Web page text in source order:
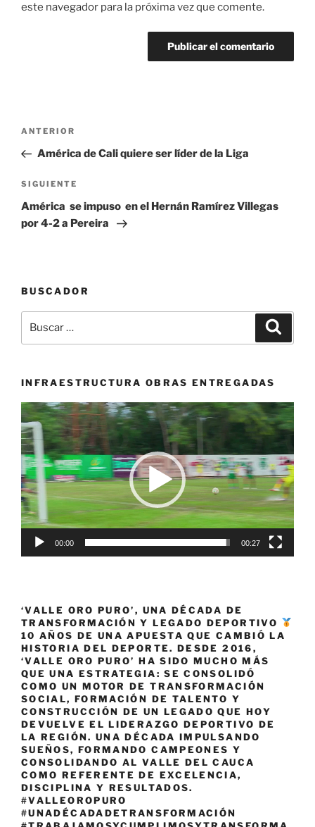
este navegador para la próxima vez que comente.
Navegación
entradas
Entrada
anterior:
ANTERIOR
América de Cali quiere ser líder de la Liga
Siguiente
entrada
SIGUIENTE
América se impuso en el Hernán Ramírez Villegas
por 4-2 a Pereira
BUSCADOR
por:
INFRAESTRUCTURA OBRAS ENTREGADAS
Reproductor
de
vídeo
00:00 00:27
‘VALLE ORO PURO’, UNA DÉCADA DE
TRANSFORMACIÓN Y LEGADO DEPORTIVO
10 AÑOS DE UNA APUESTA QUE CAMBIÓ LA
HISTORIA DEL DEPORTE. DESDE 2016,
‘VALLE ORO PURO’ HA SIDO MUCHO MÁS
QUE UNA ESTRATEGIA: SE CONSOLIDÓ
COMO UN MOTOR DE TRANSFORMACIÓN
SOCIAL, FORMACIÓN DE TALENTO Y
CONSTRUCCIÓN DE UN LEGADO QUE HOY
DEVUELVE EL LIDERAZGO DEPORTIVO DE
LA REGIÓN. UNA DÉCADA IMPULSANDO
SUEÑOS, FORMANDO CAMPEONES Y
CONSOLIDANDO AL VALLE DEL CAUCA
COMO REFERENTE DE EXCELENCIA,
DISCIPLINA Y RESULTADOS.
#VALLEOROPURO
#UNADÉCADADETRANSFORMACIÓN